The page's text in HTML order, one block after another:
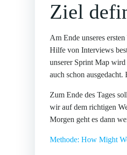
Ziel
Am Ende unseres
Hilfe von Interviews
unserer Sprint Map wird
auch schon
Zum Ende des Tages
wir auf dem richtigen
Morgen geht es dann
Methode: How Might